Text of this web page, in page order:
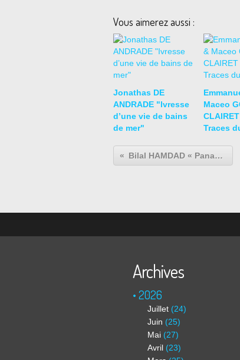
Vous aimerez aussi :
Jonathas DE
ANDRADE "Ivresse
d’une vie de bains
de mer"
Maceo
Traces
Bilal HAMDAD « Paname »
Archives
2026
Juillet (24)
Juin (25)
Mai (27)
Avril (23)